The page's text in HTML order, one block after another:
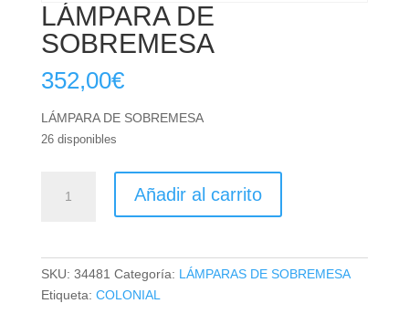
LÁMPARA DE
SOBREMESA
352,00€
LÁMPARA DE SOBREMESA
26 disponibles
Añadir al carrito
SKU: 34481 Categoría: LÁMPARAS DE SOBREMESA
Etiqueta: COLONIAL